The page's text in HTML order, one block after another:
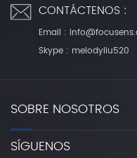
CONTÁCTENOS :
Email :
Skype : melodyliu520
SOBRE NOSOTROS
SÍGUENOS